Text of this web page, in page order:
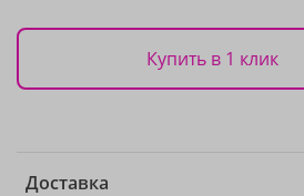
Купить в 1 клик
Доставка